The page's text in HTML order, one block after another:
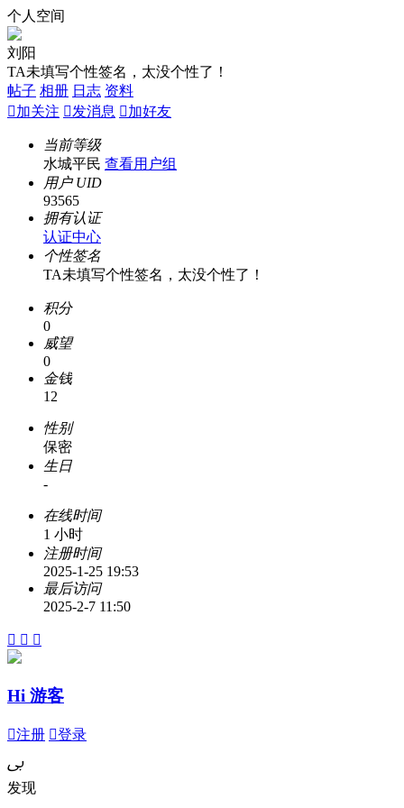
个人空间
刘阳
TA未填写个性签名，太没个性了！
帖子 相册 日志 资料
加关注 发消息 加好友
当前等级
水城平民 查看用户组
用户 UID
93565
拥有认证
认证中心
个性签名
TA未填写个性签名，太没个性了！
积分
0
威望
0
金钱
12
性别
保密
生日
-
在线时间
1 小时
注册时间
2025-1-25 19:53
最后访问
2025-2-7 11:50
  
Hi 游客
注册 登录
ﰉ
发现